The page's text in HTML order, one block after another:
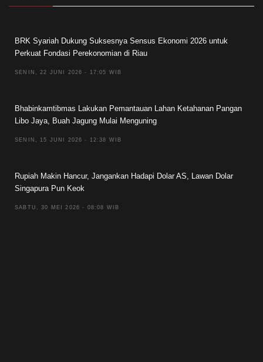
BRK Syariah Dukung Suksesnya Sensus Ekonomi 2026 untuk
Perkuat Fondasi Perekonomian di Riau
SENIN, 22 JUNI 2026 - 17:05 WIB
Bhabinkamtibmas Lakukan Pemantauan Lahan Ketahanan Pangan
Libo Jaya, Buah Jagung Mulai Menguning
SENIN, 15 JUNI 2026 - 12:38 WIB
Rupiah Makin Hancur, Jangankan Hadapi Dolar AS, Lawan Dolar
Singapura Pun Keok
SABTU, 30 MEI 2026 - 08:08 WIB